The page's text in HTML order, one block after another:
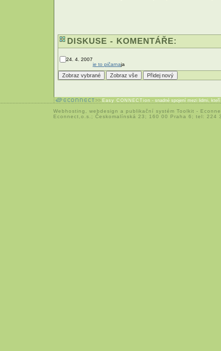
DISKUSE - KOMENTÁŘE:
24. 4. 2007
je to pičarnaja
Easy CONNECTion - snadné spojení mezi lidmi,
Webhosting webdesign a publikační systém Toolkit -
Econnect,o.s.; Českomalínská 23; 160 00 Praha 6; tel: 224